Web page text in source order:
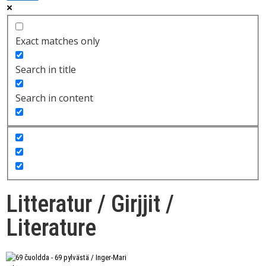
Exact matches only
Search in title
Search in content
Litteratur / Girjjit /
Literature